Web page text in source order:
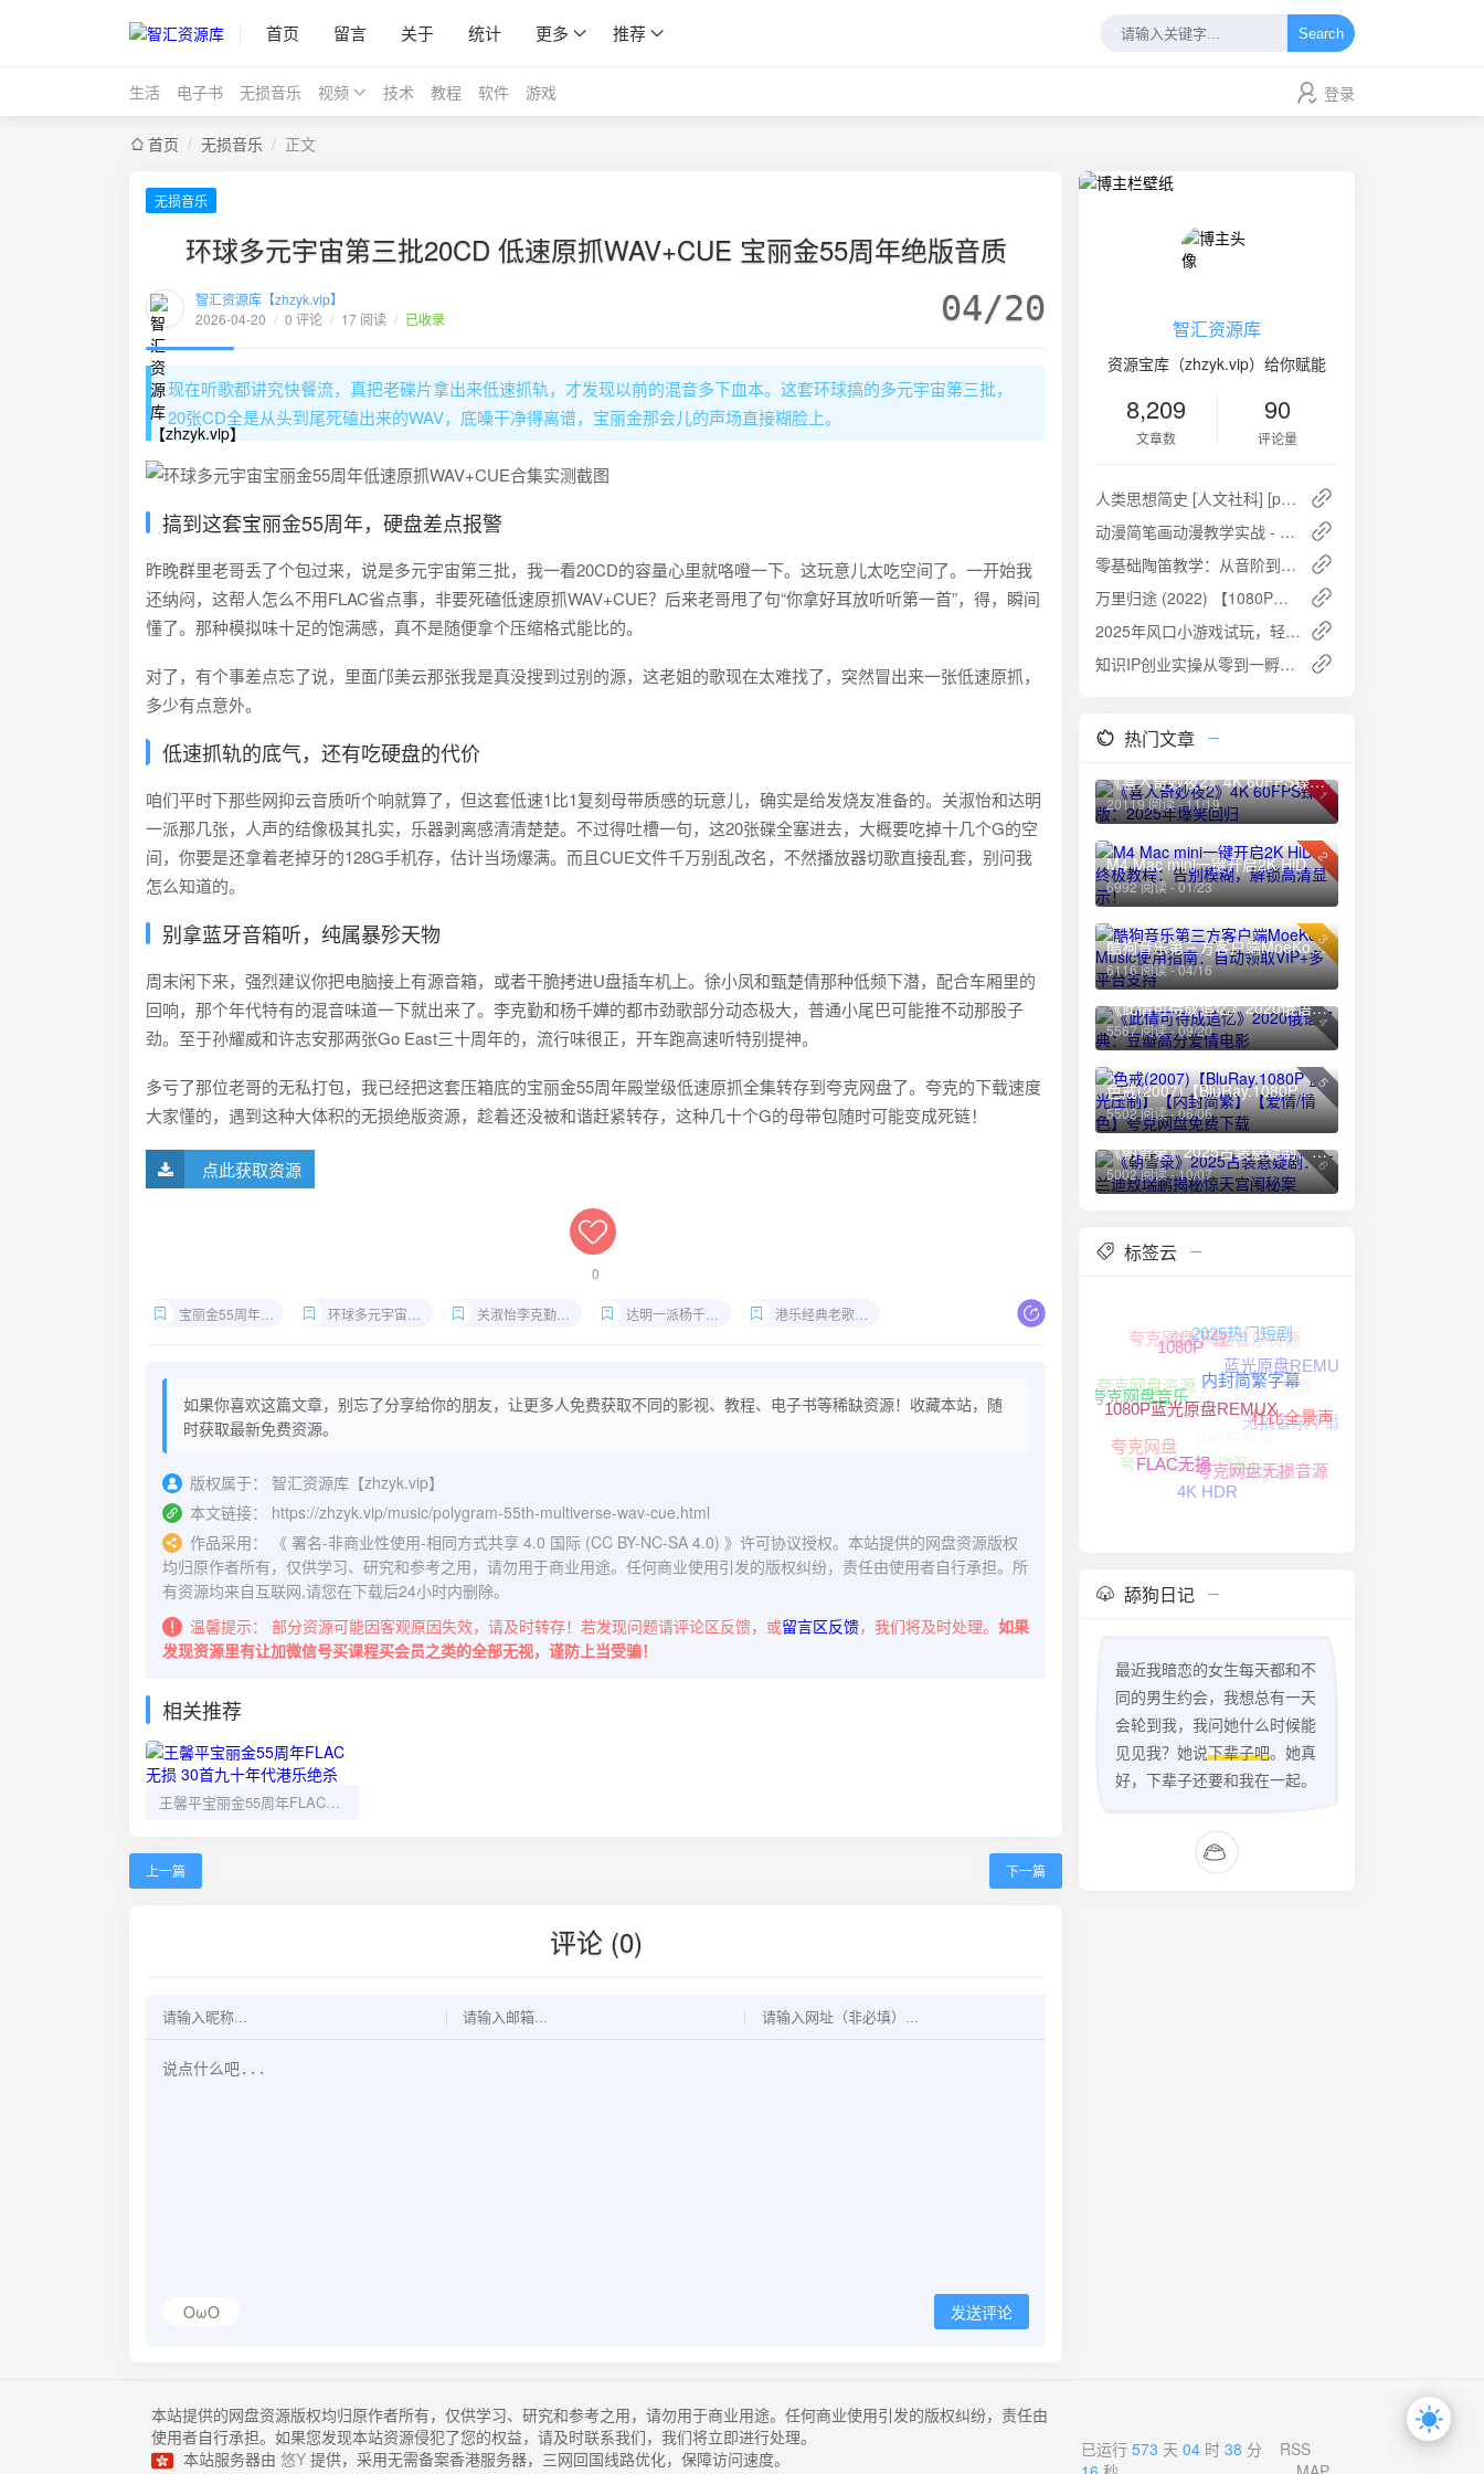
首页 留言 关于 统计 更多 推荐 Search
生活 电子书 无损音乐 视频 技术 教程 软件 游戏 登录
首页 / 无损音乐 / 正文
无损音乐
环球多元宇宙第三批20CD 低速原抓WAV+CUE 宝丽金55周年绝版音质
智汇资源库【zhzyk.vip】
2026-04-20 / 0 评论 / 17 阅读 / 已收录 04/20
现在听歌都讲究快餐流，真把老碟片拿出来低速抓轨，才发现以前的混音多下血本。这套环球搞的多元宇宙第三批，
20张CD全是从头到尾死磕出来的WAV，底噪干净得离谱，宝丽金那会儿的声场直接糊脸上。
搞到这套宝丽金55周年，硬盘差点报警
昨晚群里老哥丢了个包过来，说是多元宇宙第三批，我一看20CD的容量心里就咯噔一下。这玩意儿太吃空间了。一开始我
还纳闷，这帮人怎么不用FLAC省点事，非要死磕低速原抓WAV+CUE？后来老哥甩了句“你拿好耳放听听第一首”，得，瞬间
懂了。那种模拟味十足的饱满感，真不是随便拿个压缩格式能比的。
对了，有个事差点忘了说，里面邝美云那张我是真没搜到过别的源，这老姐的歌现在太难找了，突然冒出来一张低速原抓，
多少有点意外。
低速抓轨的底气，还有吃硬盘的代价
咱们平时下那些网抑云音质听个响就算了，但这套低速1比1复刻母带质感的玩意儿，确实是给发烧友准备的。关淑怡和达明
一派那几张，人声的结像极其扎实，乐器剥离感清清楚楚。不过得吐槽一句，这20张碟全塞进去，大概要吃掉十几个G的空
间，你要是还拿着老掉牙的128G手机存，估计当场爆满。而且CUE文件千万别乱改名，不然播放器切歌直接乱套，别问我
怎么知道的。
别拿蓝牙音箱听，纯属暴殄天物
周末闲下来，强烈建议你把电脑接上有源音箱，或者干脆拷进U盘插车机上。徐小凤和甄楚倩那种低频下潜，配合车厢里的
回响，那个年代特有的混音味道一下就出来了。李克勤和杨千嬅的都市劲歌部分动态极大，普通小尾巴可能推不动那股子
劲。至于孙耀威和许志安那两张Go East三十周年的，流行味很正，开车跑高速听特别提神。
多亏了那位老哥的无私打包，我已经把这套压箱底的宝丽金55周年殿堂级低速原抓全集转存到夸克网盘了。夸克的下载速度
大家懂的，遇到这种大体积的无损绝版资源，趁着还没被和谐赶紧转存，这种几十个G的母带包随时可能变成死链！
点此获取资源
0
宝丽金55周年无损下载 环球多元宇宙WAV合集 关淑怡李克勤低速原抓 达明一派杨千嬅CUE 港乐经典老歌网盘
如果你喜欢这篇文章，别忘了分享给你的朋友，让更多人免费获取不同的影视、教程、电子书等稀缺资源！收藏本站，随
时获取最新免费资源。
版权属于：
智汇资源库【zhzyk.vip】
本文链接：
https://zhzyk.vip/music/polygram-55th-multiverse-wav-cue.html
作品采用：
《 署名-非商业性使用-相同方式共享 4.0 国际 (CC BY-NC-SA 4.0) 》许可协议授权。本站提供的网盘资源版权
均归原作者所有，仅供学习、研究和参考之用，请勿用于商业用途。任何商业使用引发的版权纠纷，责任由使用者自行承担。所
有资源均来自互联网,请您在下载后24小时内删除。
温馨提示：
部分资源可能因客观原因失效，请及时转存！若发现问题请评论区反馈，或留言区反馈，我们将及时处理。 如果
发现资源里有让加微信号买课程买会员之类的全部无视，谨防上当受骗！
相关推荐
王馨平宝丽金55周年FLAC无损 30首九十年代港乐绝杀
上一篇 下一篇
评论 (0)
OωO 发送评论
智汇资源库
资源宝库（zhzyk.vip）给你赋能
8,209
文章数
90
评论量
人类思想简史 [ 人文社科] [pdf+全格式]
动漫简笔画动漫教学实战 - 从入门到精通的绘画指南
零基础陶笛教学：从音阶到名曲的完整入门指南
万里归途 (2022) 【1080P超清】【国语中字】
2025年风口小游戏试玩，轻松日入1000+，收益无上限，全新市场
知识IP创业实操从零到一孵化：打造个人品牌，实现知识变现
热门文章
1
《喜人奇妙夜2》4K 60FPS臻彩版：2025年爆笑回归
20119 阅读 - 11/19
2
M4 Mac mini一键开启2K HiDPI终极教程：告别模糊，解锁高清显示！
6992 阅读 - 01/23
3
酷狗音乐第三方客户端MoeKoe Music使用指南：自动领取VIP+多平台支持
6116 阅读 - 04/16
4
《此情可待成追忆》2020俄语经典：豆瓣高分爱情电影
5567 阅读 - 09/20
5
色戒(2007)【BluRay.1080P 蓝光压制】【内封简繁】【爱情/情色】夸克网盘免费下载
5502 阅读 - 06/06
6
《朝雪录》2025古装悬疑剧：李兰迪敖瑞鹏揭秘惊天宫闱秘案
5002 阅读 - 10/07
标签云
夸克网盘无损音乐
夸克网盘资源
夸克网盘下载
夸克网盘音乐资源
1080P高清资源
1080P高清
夸克网盘HIFI资源
夸克网盘
夸克网盘音乐
1080P
2025热门短剧
蓝光原盘REMUX
无损音乐下载
中文字幕
4K HDR
FLAC无损
1080P蓝光原盘REMUX杜比全景声
夸克网盘无损音源
舔狗日记
最近我暗恋的女生每天都和不
同的男生约会，我想总有一天
会轮到我，我问她什么时候能
见见我？她说下辈子吧。她真
好，下辈子还要和我在一起。
本站提供的网盘资源版权均归原作者所有，仅供学习、研究和参考之用，请勿用于商业用途。任何商业使用引发的版权纠纷，责任由
使用者自行承担。如果您发现本站资源侵犯了您的权益，请及时联系我们，我们将立即进行处理。
本站服务器由 悠Y 提供，采用无需备案香港服务器，三网回国线路优化，保障访问速度。
已运行573 天04 时38 分
RSS